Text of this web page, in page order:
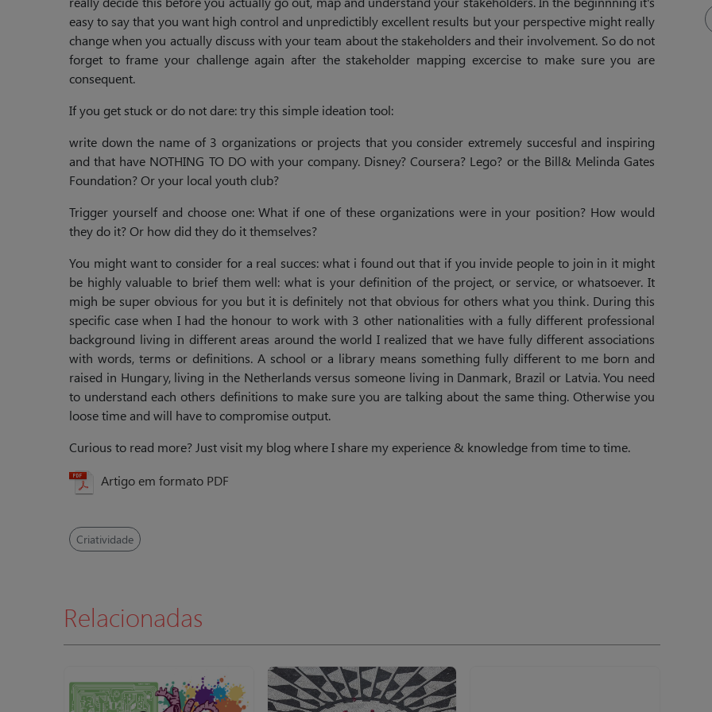
easy to say that you want high control and unpredictibly excellent results but your perspective might really
change when you actually discuss with your team about the stakeholders and their involvement. So do not
forget to frame your challenge again after the stakeholder mapping excercise to make sure you are
consequent.
If you get stuck or do not dare: try this simple ideation tool:
write down the name of 3 organizations or projects that you consider extremely succesful and inspiring
and that have NOTHING TO DO with your company. Disney? Coursera? Lego? or the Bill& Melinda Gates
Foundation? Or your local youth club?
Trigger yourself and choose one: What if one of these organizations were in your position? How would
they do it? Or how did they do it themselves?
You might want to consider for a real succes: what i found out that if you invide people to join in it might
be highly valuable to brief them well: what is your definition of the project, or service, or whatsoever. It
migh be super obvious for you but it is definitely not that obvious for others what you think. During this
specific case when I had the honour to work with 3 other nationalities with a fully different professional
background living in different areas around the world I realized that we have fully different associations
with words, terms or definitions. A school or a library means something fully different to me born and
raised in Hungary, living in the Netherlands versus someone living in Danmark, Brazil or Latvia. You need
to understand each others definitions to make sure you are talking about the same thing. Otherwise you
loose time and will have to compromise output.
Curious to read more? Just visit my blog where I share my experience & knowledge from time to time.
Artigo em formato PDF
Criatividade
Relacionadas